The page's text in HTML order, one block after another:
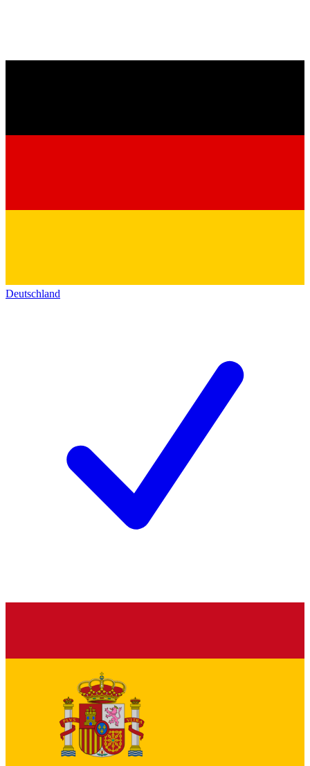
Deutschland